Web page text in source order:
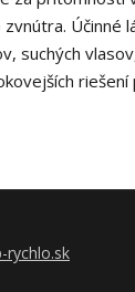
Účinné
suchých
riešení
rychlo.sk